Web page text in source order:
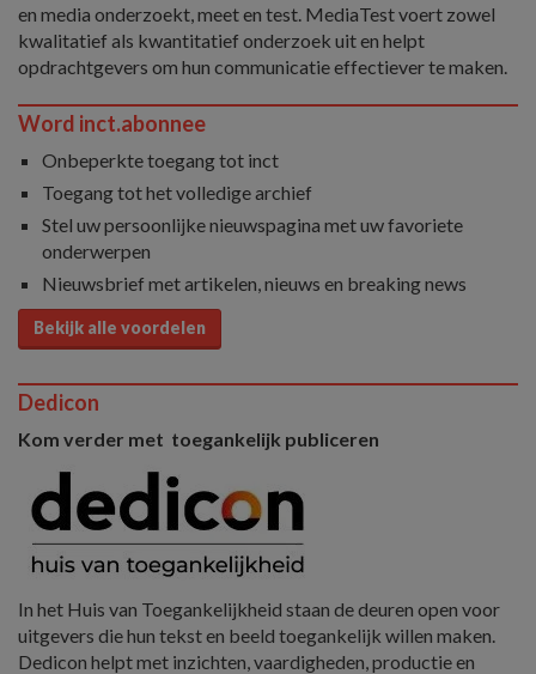
en media onderzoekt, meet en test. MediaTest voert zowel
kwalitatief als kwantitatief onderzoek uit en helpt
opdrachtgevers om hun communicatie effectiever te maken.
Word inct.abonnee
Onbeperkte toegang tot inct
Toegang tot het volledige archief
Stel uw persoonlijke nieuwspagina met uw favoriete
onderwerpen
Nieuwsbrief met artikelen, nieuws en breaking news
Bekijk alle voordelen
Dedicon
Kom verder met toegankelijk publiceren
In het Huis van Toegankelijkheid staan de deuren open voor
uitgevers die hun tekst en beeld toegankelijk willen maken.
Dedicon helpt met inzichten, vaardigheden, productie en